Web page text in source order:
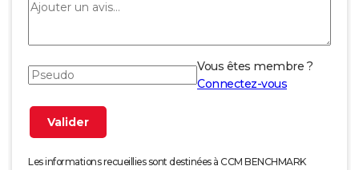
Vous êtes membre ?
Connectez-vous
Les informations recueillies sont destinées à CCM BENCHMARK